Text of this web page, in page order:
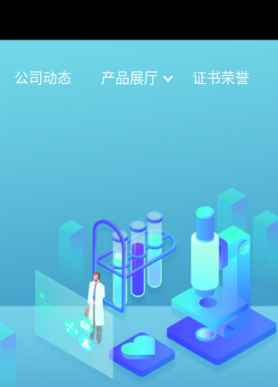
公司动态 产品展厅 证书荣誉